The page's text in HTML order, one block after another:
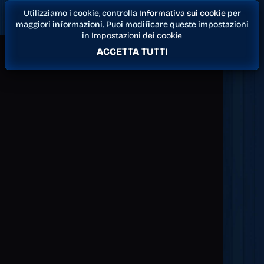
Utilizziamo i cookie, controlla Informativa sui cookieper
maggiori informazioni. Puoi modificare queste impostazioni
in Impostazioni dei cookie
ACCETTA TUTTI